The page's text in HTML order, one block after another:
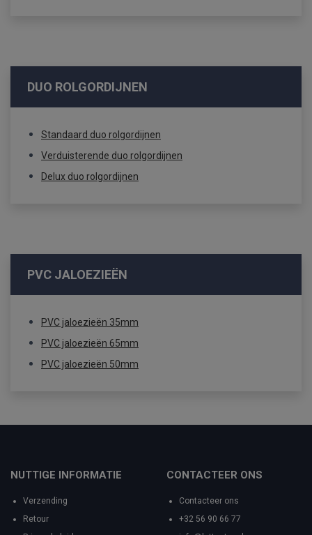
DUO ROLGORDIJNEN
Standaard duo rolgordijnen
Verduisterende duo rolgordijnen
Delux duo rolgordijnen
PVC JALOEZIEËN
PVC jaloezieën 35mm
PVC jaloezieën 65mm
PVC jaloezieën 50mm
NUTTIGE INFORMATIE
Verzending
Retour
CONTACTEER ONS
Contacteer ons
+32 56 90 66 77